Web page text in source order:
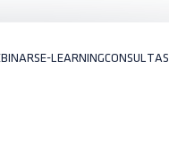
E-LEARNINGCONSULTAS